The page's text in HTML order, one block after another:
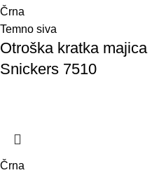
Črna
Temno siva
Otroška kratka majica
Snickers 7510
Črna